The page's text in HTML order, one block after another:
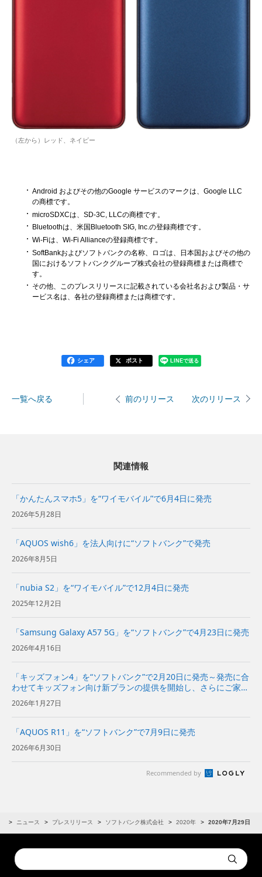
（左から）レッド、ネイビー
Android およびその他のGoogle サービスのマークは、Google LLC
の商標です。
microSDXCは、SD-3C, LLCの商標です。
Bluetoothは、米国Bluetooth SIG, Inc.の登録商標です。
Wi-Fiは、Wi-Fi Allianceの登録商標です。
SoftBankおよびソフトバンクの名称、ロゴは、日本国およびその他の
国におけるソフトバンクグループ株式会社の登録商標または商標で
す。
その他、このプレスリリースに記載されている会社名および製品・サ
ービス名は、各社の登録商標または商標です。
シェア ポスト LINEで送る
一覧へ戻る 前のリリース 次のリリース
関連情報
「かんたんスマホ5」を“ワイモバイル”で6月4日に発売
2026年5月28日
「AQUOS wish6」を法人向けに“ソフトバンク”で発売
2026年8月5日
「nubia S2」を“ワイモバイル”で12月4日に発売
2025年12月2日
「Samsung Galaxy A57 5G」を“ソフトバンク”で4月23日に発売
2026年4月16日
「キッズフォン4」を“ソフトバンク”で2月20日に発売～発売に合
わせてキッズフォン向け新プランの提供を開始し、さらにご家族
が対象プランの場合、月額基本料が6カ月間無料になるキャンペ
ーンを実施～
2026年1月27日
「AQUOS R11」を“ソフトバンク”で7月9日に発売
2026年6月30日
Recommended by
ニュース プレスリリース ソフトバンク株式会社 2020年 2020年7月29日
Conduct
a
Submit